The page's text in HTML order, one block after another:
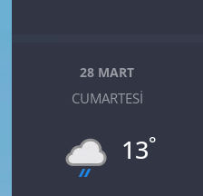
28 MART
CUMARTESI
13°